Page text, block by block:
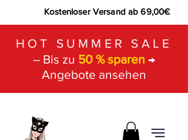
Kostenloser Versand ab 69,00€
HOT SUMMER SALE
– Bis zu 50 % sparen →
Angebote ansehen